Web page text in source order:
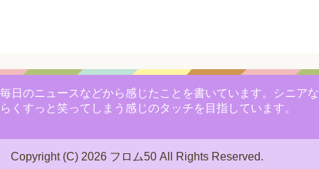
毎日のニュースなどから感じたことを書いています。シニアな
らくすっと笑ってしまう感じのタッチを目指しています。
Copyright (C) 2026 フロム50 All Rights Reserved.